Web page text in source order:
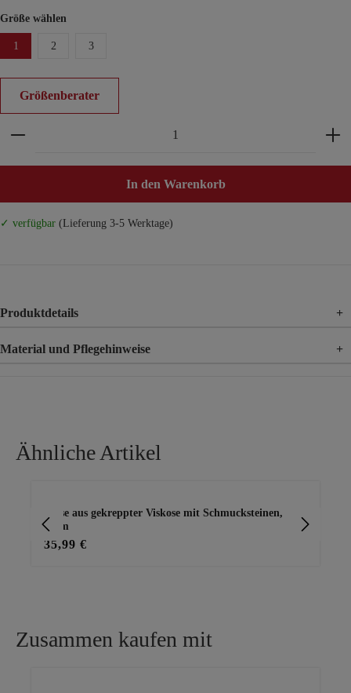
Größe wählen
1 2 3
Größenberater
Produkt Anzahl: Gib den gewünschten Wert ein
In den Warenkorb
✓ verfügbar (Lieferung 3-5 Werktage)
Produktdetails +
Material und Pflegehinweise +
Ähnliche Artikel
Bluse aus gekreppter Viskose mit Schmucksteinen,
plum
35,99 €
Zusammen kaufen mit